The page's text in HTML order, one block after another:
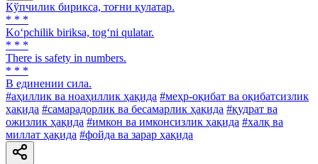
Кўпчилик бирикса, тоғни қулатар.
* * *
Ko‘pchilik biriksa, tog‘ni qulatar.
* * *
There is safety in numbers.
* * *
В единении сила.
#аҳиллик ва ноаҳиллик ҳақида #меҳр-оқибат ва оқибатсизлик
ҳақида #самарадорлик ва бесамарлик ҳақида #қудрат ва
ожизлик ҳақида #имкон ва имконсизлик ҳақида #халқ ва
миллат ҳақида #фойда ва зарар ҳақида